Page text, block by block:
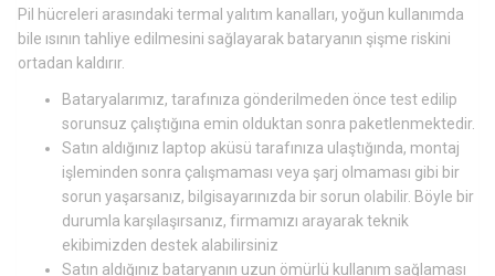
Pil hücreleri arasındaki termal yalıtım kanalları, yoğun kullanımda
bile ısının tahliye edilmesini sağlayarak bataryanın şişme riskini
ortadan kaldırır.
Bataryalarımız, tarafınıza gönderilmeden önce test edilip
sorunsuz çalıştığına emin olduktan sonra paketlenmektedir.
Satın aldığınız laptop aküsü tarafınıza ulaştığında, montaj
işleminden sonra çalışmaması veya şarj olmaması gibi bir
sorun yaşarsanız, bilgisayarınızda bir sorun olabilir. Böyle bir
durumla karşılaşırsanız, firmamızı arayarak teknik
ekibimizden destek alabilirsiniz
Satın aldığınız bataryanın uzun ömürlü kullanım sağlaması